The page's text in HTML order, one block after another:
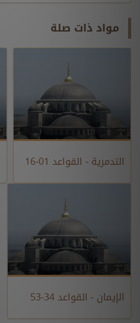
مواد ذات صلة
التدمرية - القواعد 01-16
الإيمان - القواعد 34-53